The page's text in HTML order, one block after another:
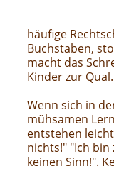
häufige
Buchstaben,
macht das
Kinder zur Qual.
Wenn sich in
mühsamen
entstehen
nichts!" "Ich bin
keinen Sinn!".